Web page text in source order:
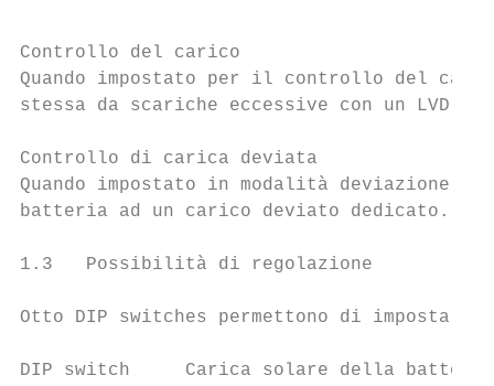
Controllo del carico
Quando impostato per il controllo del
stessa da scariche eccessive con un LVD
Controllo di carica deviata
Quando impostato in modalità
batteria ad un carico deviato dedicato.
1.3   Possibilità di regolazione
Otto DIP switches permettono di
DIP switch     Carica solare della batteria